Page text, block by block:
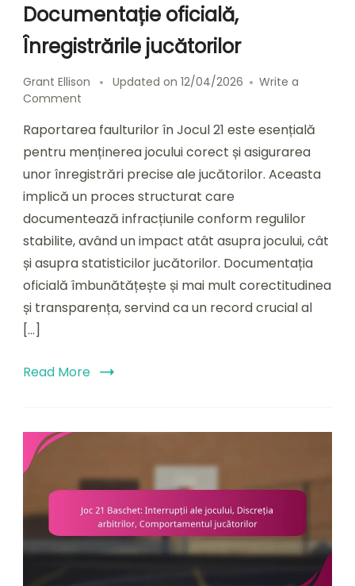
Documentație oficială,
Înregistrările jucătorilor
Grant Ellison Updated on 12/04/2026
Write a
Comment
21:
Raportarea
faulturilor,
Documentație
oficială,
Înregistrările
Raportarea faulturilor în Jocul 21 este esențială
pentru menținerea jocului corect și asigurarea
unor înregistrări precise ale jucătorilor. Aceasta
implică un proces structurat care
documentează infracțiunile conform regulilor
stabilite, având un impact atât asupra jocului, cât
și asupra statisticilor jucătorilor. Documentația
oficială îmbunătățește și mai mult corectitudinea
și transparența, servind ca un record crucial al
[…]
Read More